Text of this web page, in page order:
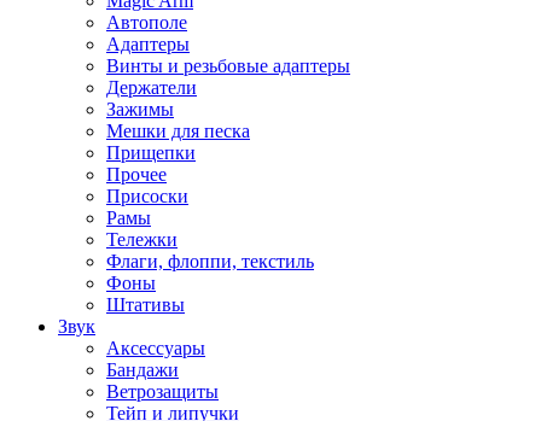
Автополе
Адаптеры
Винты и резьбовые адаптеры
Держатели
Зажимы
Мешки для песка
Прищепки
Прочее
Присоски
Рамы
Тележки
Флаги, флоппи, текстиль
Фоны
Штативы
Звук
Аксессуары
Бандажи
Ветрозащиты
Тейп и липучки